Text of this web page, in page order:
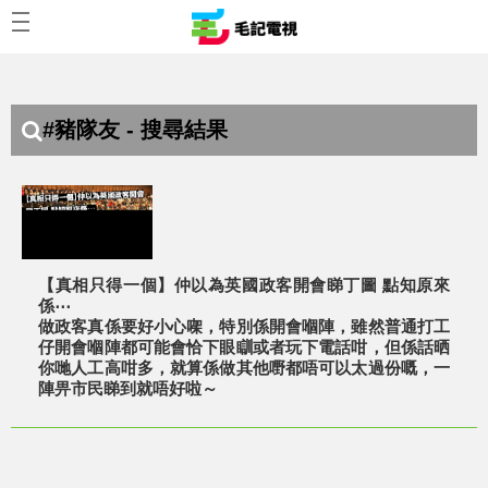
#豬隊友 - 搜尋結果
【真相只得一個】仲以為英國政客開會睇丁圖 點知原來
係⋯
做政客真係要好小心㗎，特別係開會嗰陣，雖然普通打工
仔開會嗰陣都可能會恰下眼瞓或者玩下電話咁，但係話晒
你哋人工高咁多，就算係做其他嘢都唔可以太過份嘅，一
陣畀市民睇到就唔好啦～